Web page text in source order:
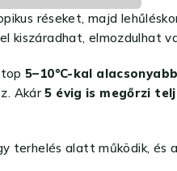
réseket, majd
kiszáradhat, elmozdulhat
5–10°C-kal
Akár5 évig is megőrzi
terhelés alatt működik, és